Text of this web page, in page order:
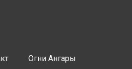
Огни Ангары